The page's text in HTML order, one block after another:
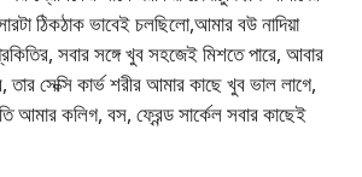
ঠিকঠাক ভাবেই চলছিলো,আমার বউ নাদিয়া
সবার সঙ্গে খুব সহজেই মিশতে পারে, আবার
সেক্সি কার্ভ শরীর আমার কাছে খুব ভাল লাগে,
আমার কলিগ, বস, ফ্রেন্ড সার্কেল সবার কাছেই